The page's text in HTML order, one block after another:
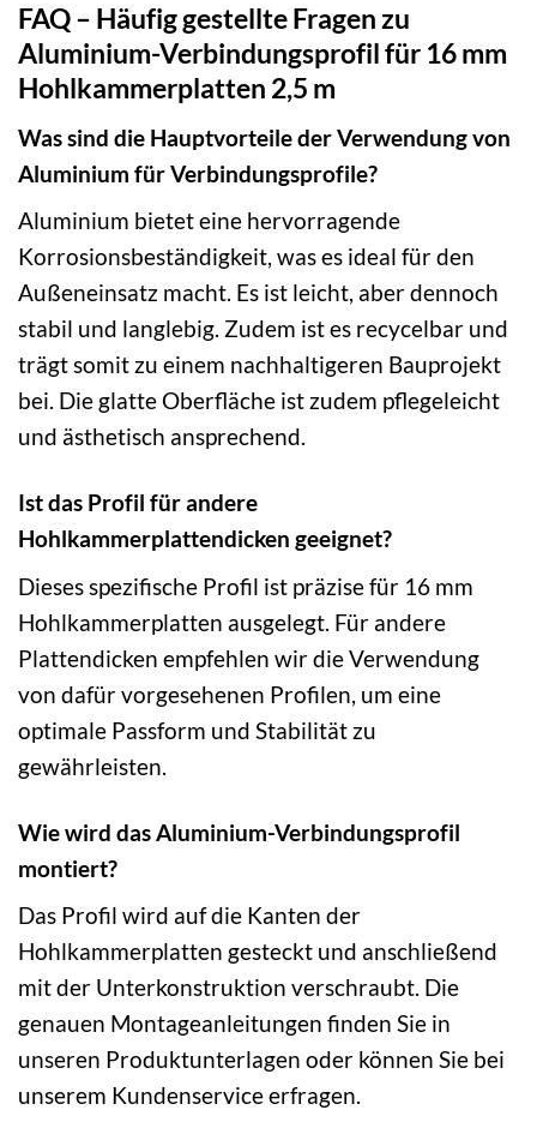
FAQ – Häufig gestellte Fragen zu
Aluminium-Verbindungsprofil für 16 mm
Hohlkammerplatten 2,5 m
Was sind die Hauptvorteile der Verwendung von
Aluminium für Verbindungsprofile?
Aluminium bietet eine hervorragende
Korrosionsbeständigkeit, was es ideal für den
Außeneinsatz macht. Es ist leicht, aber dennoch
stabil und langlebig. Zudem ist es recycelbar und
trägt somit zu einem nachhaltigeren Bauprojekt
bei. Die glatte Oberfläche ist zudem pflegeleicht
und ästhetisch ansprechend.
Ist das Profil für andere
Hohlkammerplattendicken geeignet?
Dieses spezifische Profil ist präzise für 16 mm
Hohlkammerplatten ausgelegt. Für andere
Plattendicken empfehlen wir die Verwendung
von dafür vorgesehenen Profilen, um eine
optimale Passform und Stabilität zu
gewährleisten.
Wie wird das Aluminium-Verbindungsprofil
montiert?
Das Profil wird auf die Kanten der
Hohlkammerplatten gesteckt und anschließend
mit der Unterkonstruktion verschraubt. Die
genauen Montageanleitungen finden Sie in
unseren Produktunterlagen oder können Sie bei
unserem Kundenservice erfragen.